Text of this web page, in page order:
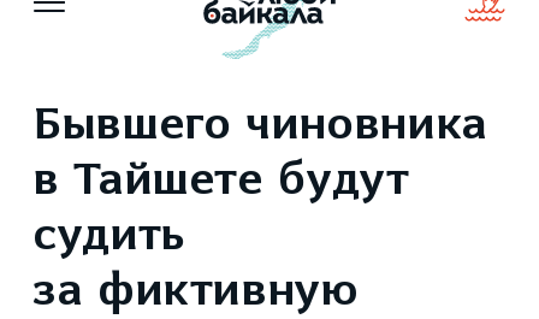
Бывшего чиновника
в Тайшете будут
судить
за фиктивную